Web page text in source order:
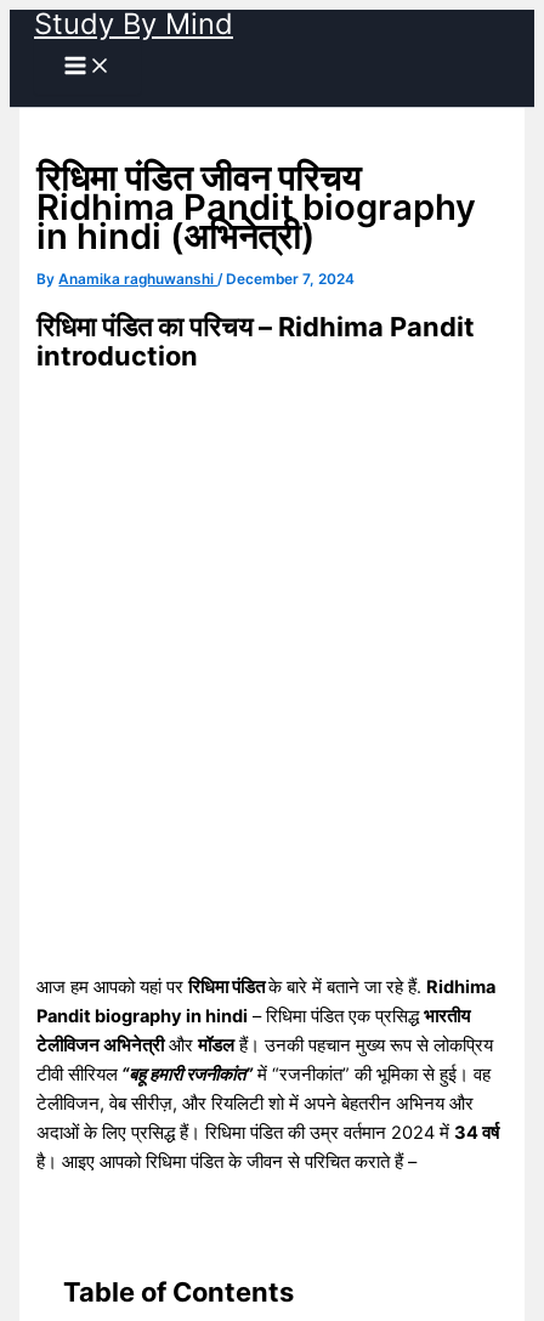
Skip
content
Study By Mind
रिधिमा पंडित जीवन परिचय
Ridhima Pandit biography
in hindi (अभिनेत्री)
ByAnamika raghuwanshi/ December 7, 2024
रिधिमा पंडित का परिचय – Ridhima Pandit
introduction
आज हम आपको यहां पररिधिमा पंडितके बारे में बताने जा रहे हैं. Ridhima
Pandit biography in hindi – रिधिमा पंडित एक प्रसिद्धभारतीय
टेलीविजन अभिनेत्रीऔरमॉडलहैं। उनकी पहचान मुख्य रूप से लोकप्रिय
टीवी सीरियल “बहू हमारी रजनीकांत”में “रजनीकांत” की भूमिका से हुई। वह
टेलीविजन, वेब सीरीज़, और रियलिटी शो में अपने बेहतरीन अभिनय और
अदाओं के लिए प्रसिद्ध हैं। रिधिमा पंडित की उम्र वर्तमान 2024 में34 वर्ष
है। आइए आपको रिधिमा पंडित के जीवन से परिचित कराते हैं –
Table of Contents